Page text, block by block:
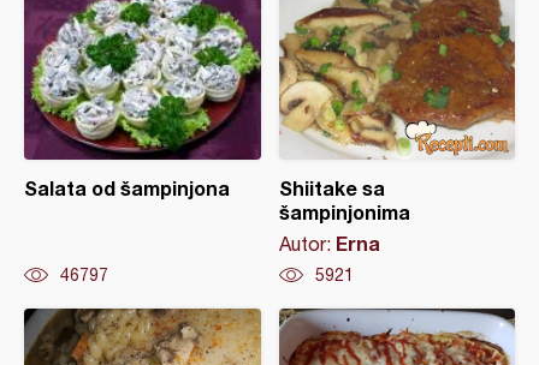
Salata od šampinjona
46797
Shiitake sa
šampinjonima
Autor: Erna
5921